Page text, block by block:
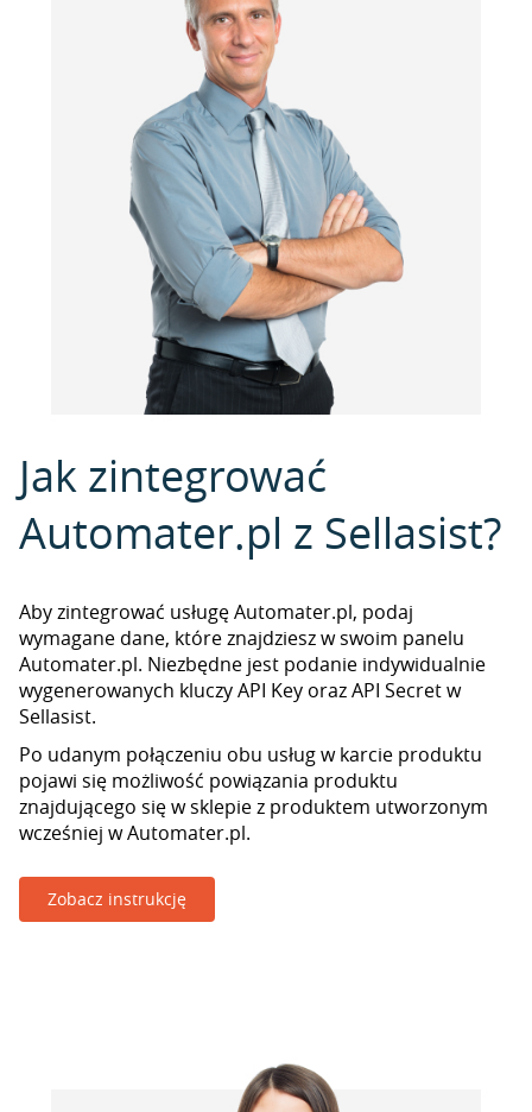
Jak zintegrować
Automater.pl z Sellasist?
Aby zintegrować usługę Automater.pl, podaj
wymagane dane, które znajdziesz w swoim panelu
Automater.pl. Niezbędne jest podanie indywidualnie
wygenerowanych kluczy API Key oraz API Secret w
Sellasist.
Po udanym połączeniu obu usług w karcie produktu
pojawi się możliwość powiązania produktu
znajdującego się w sklepie z produktem utworzonym
wcześniej w Automater.pl.
Zobacz instrukcję